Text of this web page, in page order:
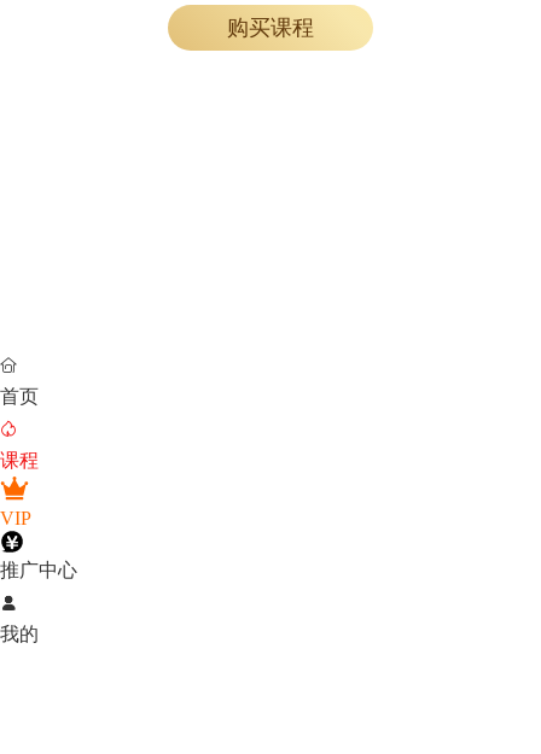
购买课程

首页

课程
VIP
推广中心

我的